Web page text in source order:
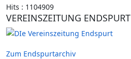
Hits : 1104909
VEREINSZEITUNG ENDSPURT
Zum Endspurtarchiv